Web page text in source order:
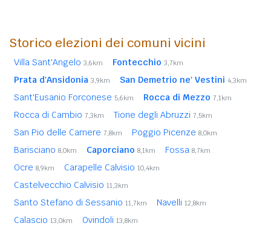
Storico elezioni dei comuni vicini
Villa Sant'Angelo 3,6km Fontecchio 3,7km
Prata d'Ansidonia 3,9km San Demetrio ne' Vestini 4,3km
Sant'Eusanio Forconese 5,6km Rocca di Mezzo 7,1km
Rocca di Cambio 7,3km Tione degli Abruzzi 7,5km
San Pio delle Camere 7,8km Poggio Picenze 8,0km
Barisciano 8,0km Caporciano 8,1km Fossa 8,7km
Ocre 8,9km Carapelle Calvisio 10,4km
Castelvecchio Calvisio 11,3km
Santo Stefano di Sessanio 11,7km Navelli 12,8km
Calascio 13,0km Ovindoli 13,8km